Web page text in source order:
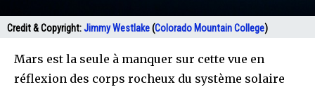
Credit & Copyright:Jimmy Westlake(Colorado Mountain College)
Mars est la seule à manquer sur cette vue en
réflexion des corps rocheux du système solaire